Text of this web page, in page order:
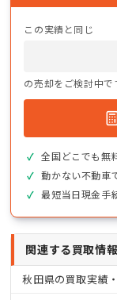
この実績と同じ
の売却をご検討中で
全国どこでも無
動かない不動車
最短当日現金手
関連する買取情
秋田県の買取実績